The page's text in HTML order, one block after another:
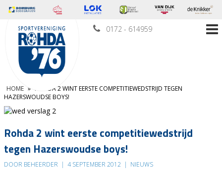
0172 - 614959
HOME » ROHDA 2 WINT EERSTE COMPETITIEWEDSTRIJD TEGEN
HAZERSWOUDSE BOYS!
Rohda 2 wint eerste competitiewedstrijd
tegen Hazerswoudse boys!
DOOR BEHEERDER | 4 SEPTEMBER 2012 | NIEUWS